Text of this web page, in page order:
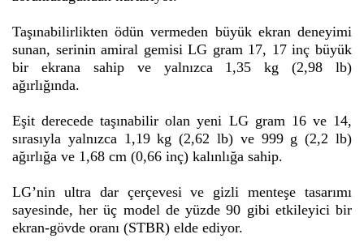
Taşınabilirlikten ödün vermeden büyük ekran deneyimi
sunan, serinin amiral gemisi LG gram 17, 17 inç büyük
bir ekrana sahip ve yalnızca 1,35 kg (2,98 lb)
ağırlığında.
Eşit derecede taşınabilir olan yeni LG gram 16 ve 14,
sırasıyla yalnızca 1,19 kg (2,62 lb) ve 999 g (2,2 lb)
ağırlığa ve 1,68 cm (0,66 inç) kalınlığa sahip.
LG’nin ultra dar çerçevesi ve gizli menteşe tasarımı
sayesinde, her üç model de yüzde 90 gibi etkileyici bir
ekran-gövde oranı (STBR) elde ediyor.